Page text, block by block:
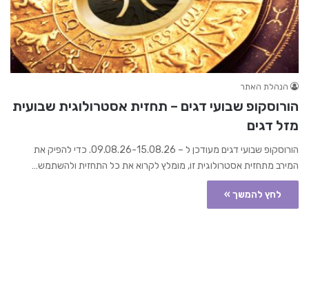
הנהלת האתר
הורוסקופ שבועי דגים – תחזית אסטרולוגית שבועית
מזל דגים
הורוסקופ שבועי דגים מעודכן ל – 09.08.26-15.08.26. כדי להפיק את
המירב מתחזית אסטרולוגית זו, מומלץ לקרוא את כל התחזית ולהשתמש…
לחץ להמשך »